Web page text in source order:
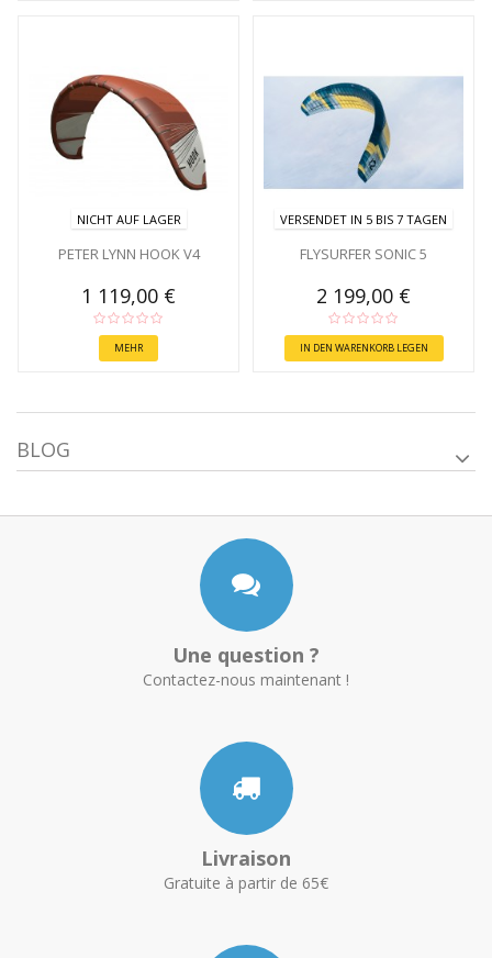
NICHT AUF LAGER
PETER LYNN HOOK V4
1 119,00 €
MEHR
VERSENDET IN 5 BIS 7 TAGEN
FLYSURFER SONIC 5
2 199,00 €
IN DEN WARENKORB LEGEN
BLOG
Une question ?
Contactez-nous maintenant !
Livraison
Gratuite à partir de 65€